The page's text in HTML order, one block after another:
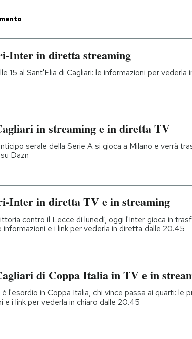
Inter in diretta streaming
15 al Sant'Elia di Cagliari: le informazioni per vederla
in streaming e in diretta TV
serale della Serie A si gioca a Milano e verrà
Dazn
Inter in diretta TV e in streaming
contro il Lecce di lunedì, oggi l'Inter gioca in
informazioni e i link per vederla in diretta dalle 20.45
di Coppa Italia in TV e in
l'esordio in Coppa Italia, chi vince passa ai quarti: le
e i link per vederla in chiaro dalle 20.45